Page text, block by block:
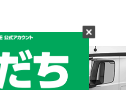
形状から探す
& TYPE